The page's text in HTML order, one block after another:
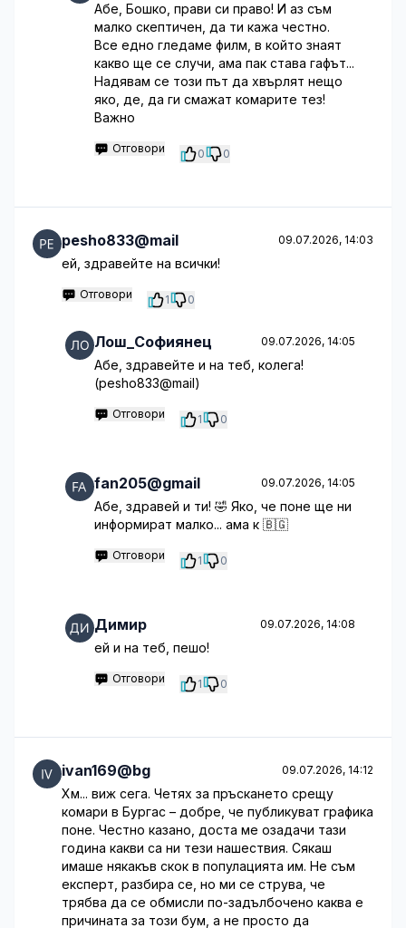
Абе, Бошко, прави си право! И аз съм
малко скептичен, да ти кажа честно.
Все едно гледаме филм, в който знаят
какво ще се случи, ама пак става гафът...
Надявам се този път да хвърлят нещо
яко, де, да ги смажат комарите тез!
Важно
Отговори 0 0
pesho833@mail 09.07.2026, 14:03
ей, здравейте на всички!
Отговори 1 0
Лош_Софиянец 09.07.2026, 14:05
Абе, здравейте и на теб, колега!
(pesho833@mail)
Отговори 1 0
fan205@gmail 09.07.2026, 14:05
Абе, здравей и ти! 🤣 Яко, че поне ще ни
информират малко... ама к 🇧🇬
Отговори 1 0
Димир 09.07.2026, 14:08
ей и на теб, пешо!
Отговори 1 0
ivan169@bg 09.07.2026, 14:12
Хм... виж сега. Четях за пръскането срещу
комари в Бургас – добре, че публикуват графика
поне. Честно казано, доста ме озадачи тази
година какви са ни тези нашествия. Сякаш
имаше някакъв скок в популацията им. Не съм
експерт, разбира се, но ми се струва, че
трябва да се обмисли по-задълбочено каква е
причината за този бум, а не просто да